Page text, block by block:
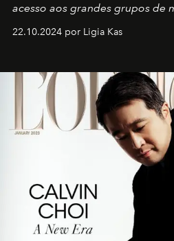
acesso aos grandes grupos de
22.10.2024 por Ligia Kas